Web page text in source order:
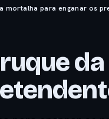
mortalha para enganar os